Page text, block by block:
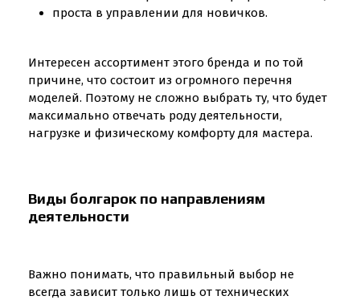
проста в управлении для новичков.
Интересен ассортимент этого бренда и по той
причине, что состоит из огромного перечня
моделей. Поэтому не сложно выбрать ту, что будет
максимально отвечать роду деятельности,
нагрузке и физическому комфорту для мастера.
Виды болгарок по направлениям
деятельности
Важно понимать, что правильный выбор не
всегда зависит только лишь от технических